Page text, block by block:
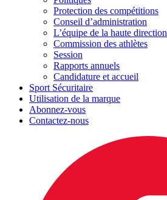
Protection des compétitions
Conseil d’administration
L’équipe de la haute direction
Commission des athlètes
Session
Rapports annuels
Candidature et accueil
Sport Sécuritaire
Utilisation de la marque
Abonnez-vous
Contactez-nous